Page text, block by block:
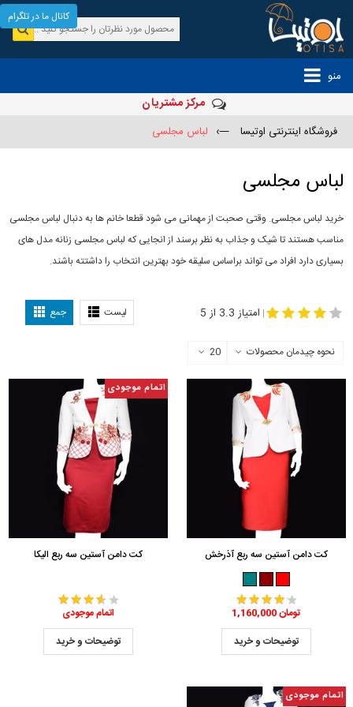
منو
مرکز مشتریان
فروشگاه اینترنتی اوتیسا —› لباس مجلسی
لباس مجلسی
خرید لباس مجلسی. وقتی صحبت از مهمانی می شود قطعا خانم ها به دنبال لباس مجلسی
مناسب هستند تا شیک و جذاب به نظر برسند از انجایی که لباس مجلسی زنانه مدل های
بسیاری دارد افراد می تواند براساس سلیقه خود بهترین انتخاب را داشتته باشند.
لیست جمع | امتیاز 3.3 از 5
نحوه چیدمان محصولات 20
کت دامن آستین سه ربع آذرخش
1,160,000 تومان
توضیحات و خرید
اتمام موجودی
کت دامن آستین سه ربع الیکا
اتمام موجودی
توضیحات و خرید
اتمام موجودی
کانال ما در تلگرام